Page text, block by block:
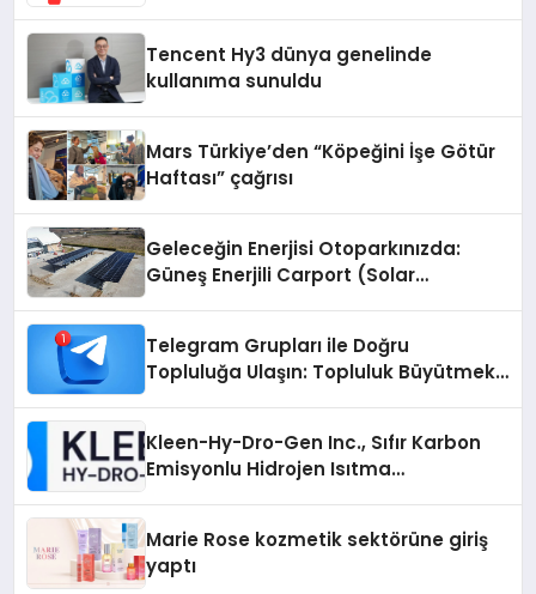
Tencent Hy3 dünya genelinde
kullanıma sunuldu
Mars Türkiye’den “Köpeğini İşe Götür
Haftası” çağrısı
Geleceğin Enerjisi Otoparkınızda:
Güneş Enerjili Carport (Solar
Telegram Grupları ile Doğru
Topluluğa Ulaşın: Topluluk Büyütmek
Kleen-Hy-Dro-Gen Inc., Sıfır Karbon
Emisyonlu Hidrojen Isıtma
Marie Rose kozmetik sektörüne giriş
yaptı